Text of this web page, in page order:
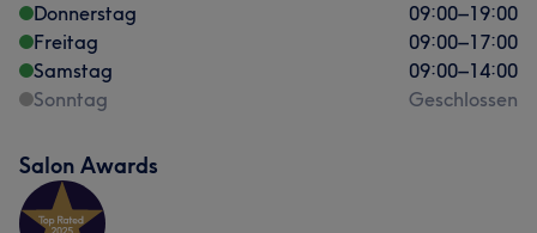
Donnerstag
09:00–19:00
Freitag
09:00–17:00
Samstag
09:00–14:00
Sonntag
Geschlossen
Salon Awards